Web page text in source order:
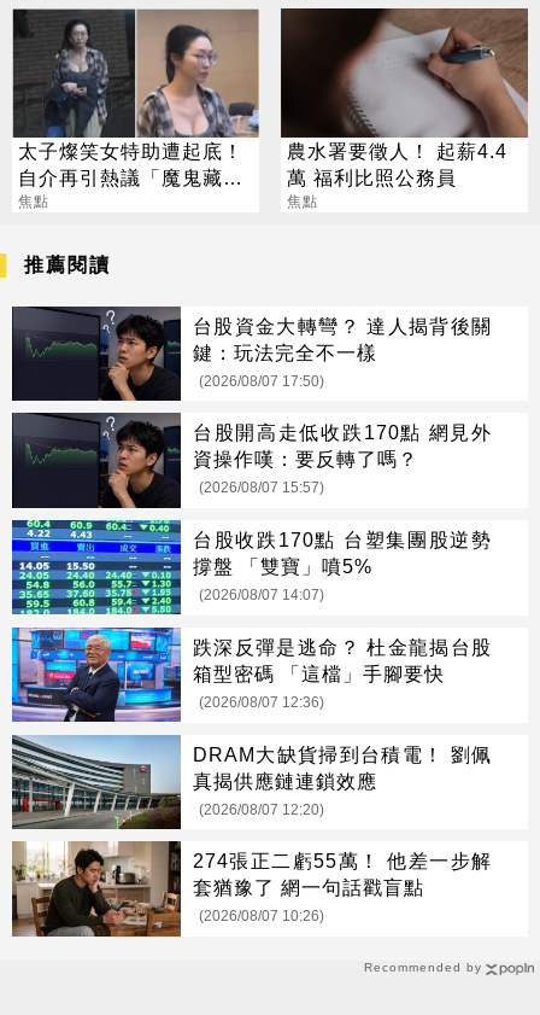
太子燦笑女特助遭起底！
自介再引熱議「魔鬼藏在
細節裡」
焦點
農水署要徵人！ 起薪4.4
萬 福利比照公務員
焦點
Recommended by
推薦閱讀
台股資金大轉彎？ 達人揭背後關
鍵：玩法完全不一樣
(2026/08/07 17:50)
台股開高走低收跌170點 網見外
資操作嘆：要反轉了嗎？
(2026/08/07 15:57)
台股收跌170點 台塑集團股逆勢
撐盤 「雙寶」噴5%
(2026/08/07 14:07)
跌深反彈是逃命？ 杜金龍揭台股
箱型密碼 「這檔」手腳要快
(2026/08/07 12:36)
DRAM大缺貨掃到台積電！ 劉佩
真揭供應鏈連鎖效應
(2026/08/07 12:20)
274張正二虧55萬！ 他差一步解
套猶豫了 網一句話戳盲點
(2026/08/07 10:26)